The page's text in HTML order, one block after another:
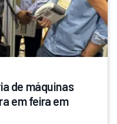
de máquinas
em feira em